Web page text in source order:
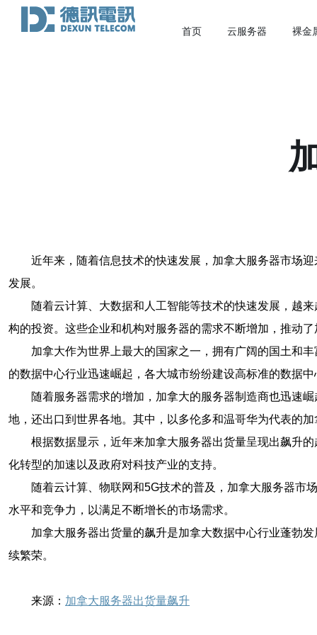
首页 云服务器 裸金
近年来，随着信息技术的快速发展，加拿大服务器市场
发展。
随着云计算、大数据和人工智能等技术的快速发展，越
构的投资。这些企业和机构对服务器的需求不断增加，推动
加拿大作为世界上最大的国家之一，拥有广阔的国土和
的数据中心行业迅速崛起，各大城市纷纷建设高标准的数据
随着服务器需求的增加，加拿大的服务器制造商也迅速
地，还出口到世界各地。其中，以多伦多和温哥华为代表的
根据数据显示，近年来加拿大服务器出货量呈现出飙升
化转型的加速以及政府对科技产业的支持。
随着云计算、物联网和5G技术的普及，加拿大服务器市
水平和竞争力，以满足不断增长的市场需求。
加拿大服务器出货量的飙升是加拿大数据中心行业蓬勃
续繁荣。
来源： 加拿大服务器出货量飙升